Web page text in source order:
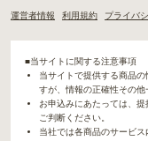
運営者情報 利用規約 プライバ
■当サイトに関する注意事項
当サイトで提供する商品
すが、情報の正確性その他
お申込みにあたっては、
ご判断ください。
当社では各商品のサービ